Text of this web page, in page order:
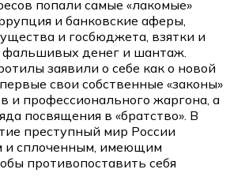
попали самые «лакомые»
и банковские аферы,
и госбюджета, взятки и
фальшивых денег и шантаж.
заявили о себе как о новой
свои собственные «законы»
и профессионального жаргона, а
посвящения в «братство». В
преступный мир России
и сплоченным, имеющим
противопоставить себя